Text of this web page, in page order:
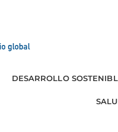
DESARROLLO